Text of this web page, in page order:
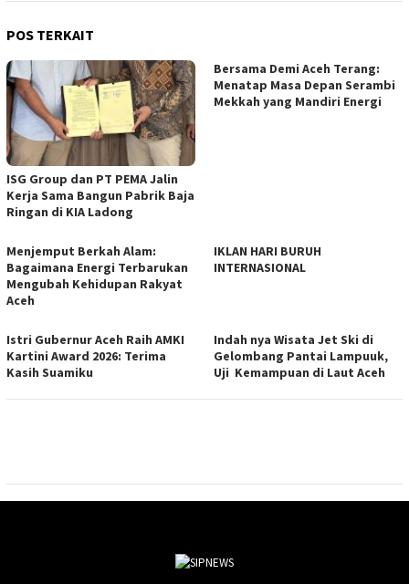
POS TERKAIT
ISG Group dan PT PEMA Jalin
Kerja Sama Bangun Pabrik Baja
Ringan di KIA Ladong
Bersama Demi Aceh Terang:
Menatap Masa Depan Serambi
Mekkah yang Mandiri Energi
Menjemput Berkah Alam:
Bagaimana Energi Terbarukan
Mengubah Kehidupan Rakyat
Aceh
IKLAN HARI BURUH
INTERNASIONAL
Istri Gubernur Aceh Raih AMKI
Kartini Award 2026: Terima
Kasih Suamiku
Indah nya Wisata Jet Ski di
Gelombang Pantai Lampuuk,
Uji Kemampuan di Laut Aceh